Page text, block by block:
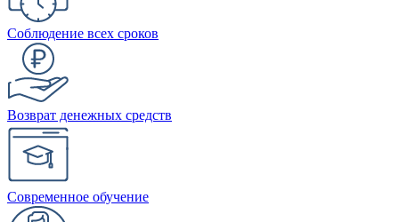
Соблюдение всех сроков
Возврат денежных средств
Современное обучение